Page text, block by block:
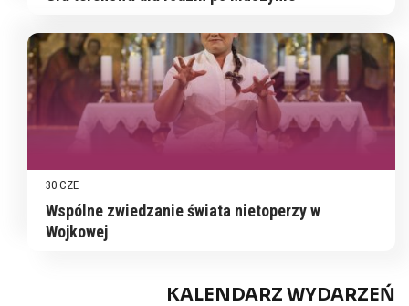
30 CZE
Wspólne zwiedzanie świata nietoperzy w
Wojkowej
KALENDARZ WYDARZEŃ